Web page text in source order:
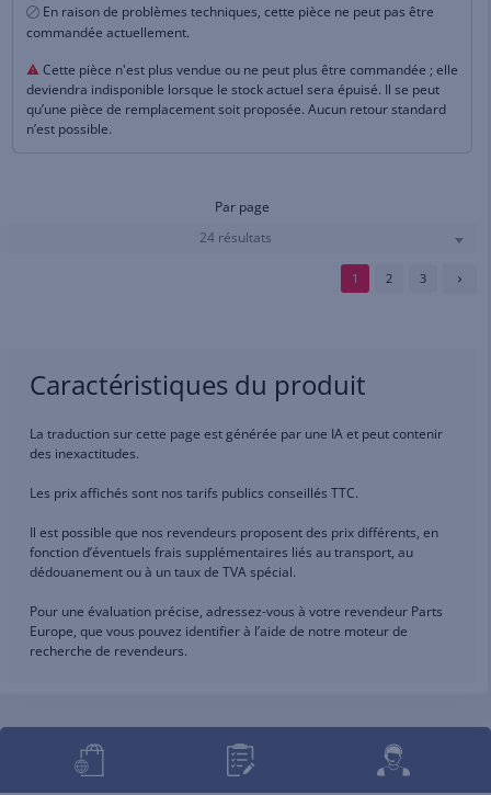
En raison de problèmes techniques, cette pièce ne peut pas être
commandée actuellement.
Cette pièce n'est plus vendue ou ne peut plus être commandée ; elle
deviendra indisponible lorsque le stock actuel sera épuisé. Il se peut
qu’une pièce de remplacement soit proposée. Aucun retour standard
n’est possible.
Par page
24 résultats
1 2 3
Caractéristiques du produit
La traduction sur cette page est générée par une IA et peut contenir
des inexactitudes.
Les prix affichés sont nos tarifs publics conseillés TTC.
Il est possible que nos revendeurs proposent des prix différents, en
fonction d’éventuels frais supplémentaires liés au transport, au
dédouanement ou à un taux de TVA spécial.
Pour une évaluation précise, adressez-vous à votre revendeur Parts
Europe, que vous pouvez identifier à l’aide de notre moteur de
recherche de revendeurs.